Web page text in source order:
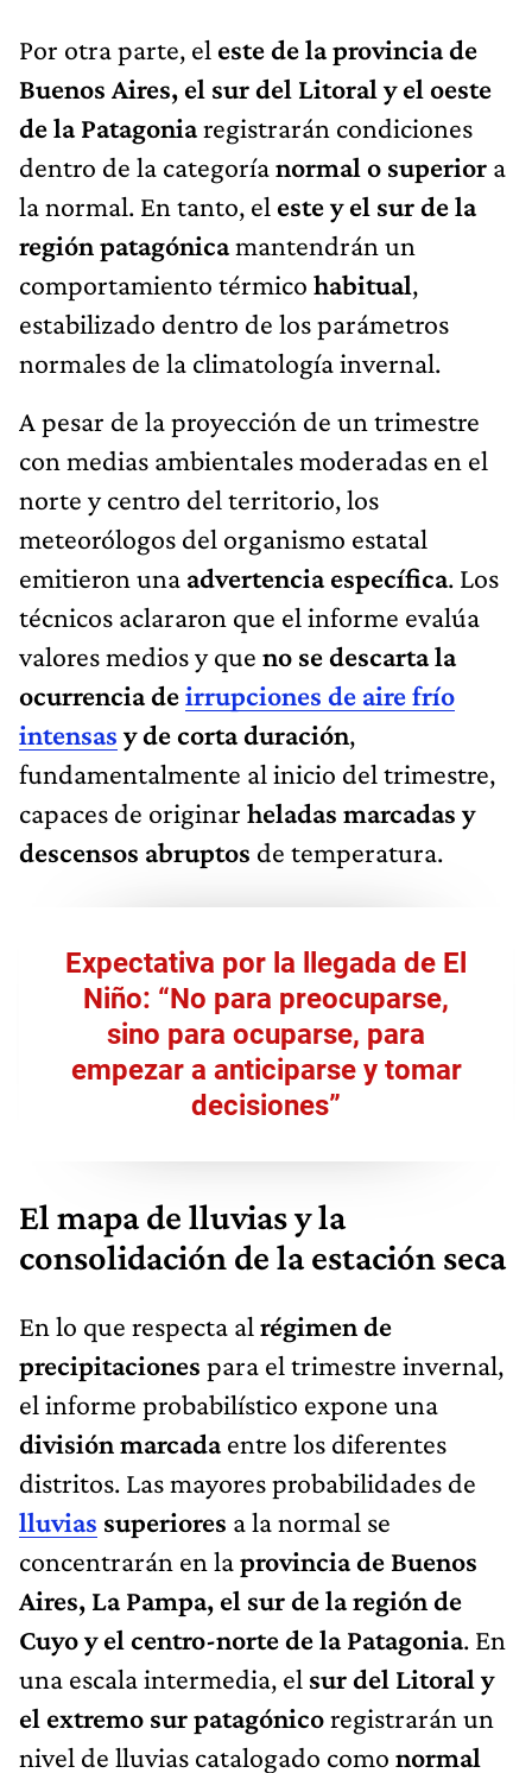
Por otra parte, el este de la provincia de
Buenos Aires, el sur del Litoral y el oeste
de la Patagoniaregistrarán condiciones
dentro de la categoríanormal o superior a
la normal. En tanto, el este y el surde la
región patagónicamantendrán un
comportamiento térmico habitual,
estabilizado dentro de los parámetros
normales de la climatología invernal.
A pesar de la proyección de un trimestre
con medias ambientales moderadas en el
norte y centro del territorio, los
meteorólogos del organismo estatal
emitieron una advertencia específica. Los
técnicos aclararon que el informe evalúa
valores medios y que no se descarta la
ocurrencia deirrupciones de aire frío
intensasy de corta duración,
fundamentalmente al inicio del trimestre,
capaces de originar heladas marcadas y
descensos abruptos de temperatura.
Expectativa por la llegada de El
Niño: “No para preocuparse,
sino para ocuparse, para
empezar a anticiparse y tomar
decisiones”
El mapa de lluvias y la
consolidación de la estación seca
En lo que respecta al régimen de
precipitaciones para el trimestre invernal,
el informe probabilístico expone una
división marcadaentre los diferentes
distritos. Las mayores probabilidades de
lluvias superiores a la normal se
concentrarán en laprovincia de Buenos
Aires, La Pampa, el sur de la región de
Cuyo y el centro-norte de la Patagonia. En
una escala intermedia, el sur del Litoral y
el extremo sur patagónicoregistrarán un
nivel de lluvias catalogado como normal